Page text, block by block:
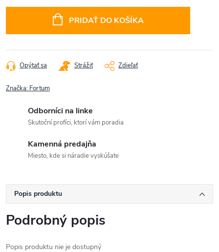
PRIDAŤ DO KOŠÍKA
Opýtať sa Strážiť Zdieľať
Značka: Fortum
Odborníci na linke
Skutoční profíci, ktorí vám poradia
Kamenná predajňa
Miesto, kde si náradie vyskúšate
Popis produktu
Podrobný popis
Popis produktu nie je dostupný